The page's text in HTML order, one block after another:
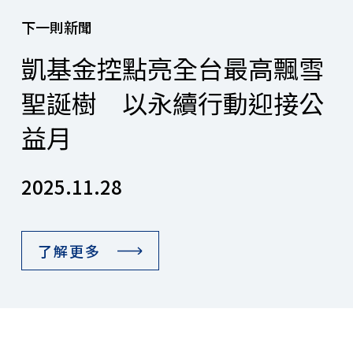
下一則新聞
凱基金控點亮全台最高飄雪
聖誕樹 以永續行動迎接公
益月
2025.11.28
了解更多